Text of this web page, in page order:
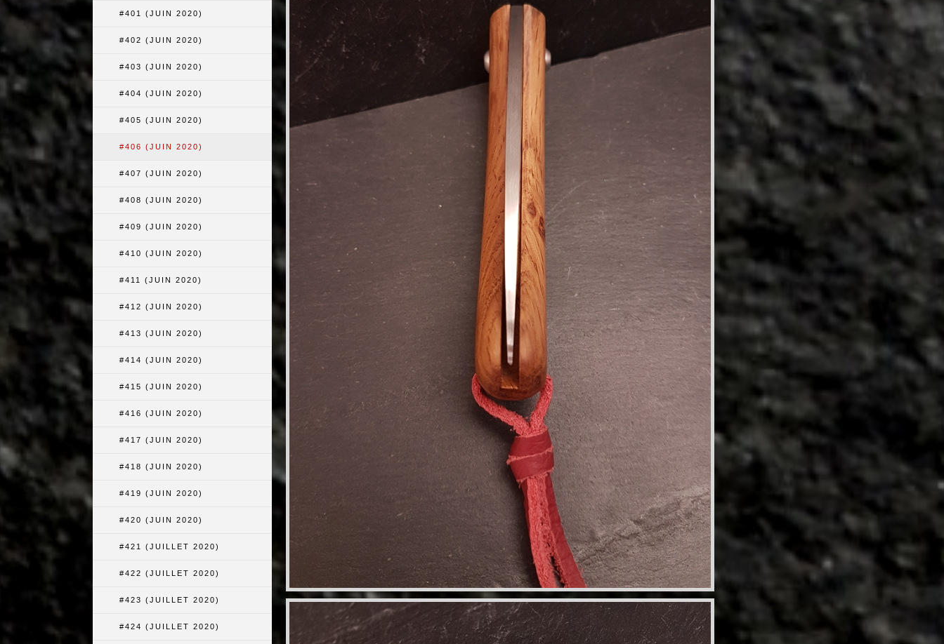
#401 (JUIN 2020)
#402 (JUIN 2020)
#403 (JUIN 2020)
#404 (JUIN 2020)
#405 (JUIN 2020)
#406 (JUIN 2020)
#407 (JUIN 2020)
#408 (JUIN 2020)
#409 (JUIN 2020)
#410 (JUIN 2020)
#411 (JUIN 2020)
#412 (JUIN 2020)
#413 (JUIN 2020)
#414 (JUIN 2020)
#415 (JUIN 2020)
#416 (JUIN 2020)
#417 (JUIN 2020)
#418 (JUIN 2020)
#419 (JUIN 2020)
#420 (JUIN 2020)
#421 (JUILLET 2020)
#422 (JUILLET 2020)
#423 (JUILLET 2020)
#424 (JUILLET 2020)